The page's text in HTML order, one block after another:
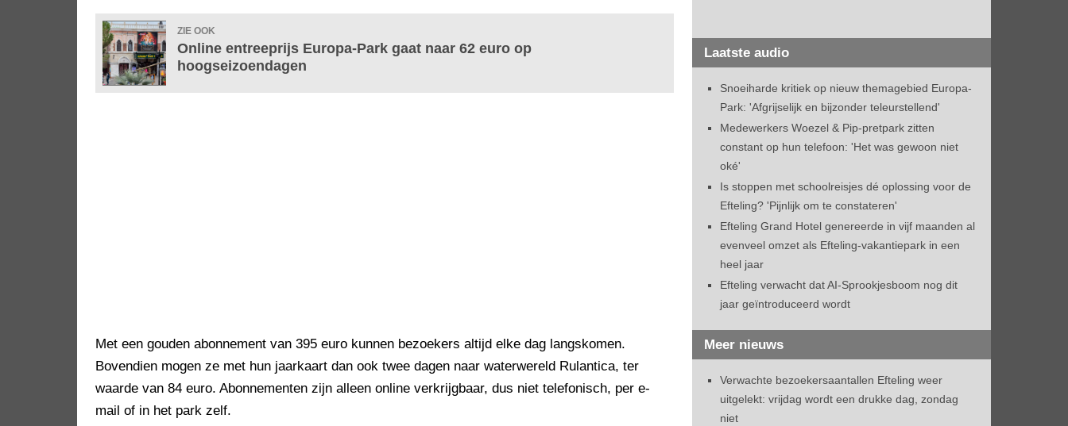
ZIE OOK
Online entreeprijs Europa-Park gaat naar 62 euro op
hoogseizoendagen
Met een gouden abonnement van 395 euro kunnen bezoekers altijd elke dag langskomen.
Bovendien mogen ze met hun jaarkaart dan ook twee dagen naar waterwereld Rulantica, ter
waarde van 84 euro. Abonnementen zijn alleen online verkrijgbaar, dus niet telefonisch, per e-
mail of in het park zelf.
Laatste audio
Snoeiharde kritiek op nieuw themagebied Europa-
Park: 'Afgrijselijk en bijzonder teleurstellend'
Medewerkers Woezel & Pip-pretpark zitten
constant op hun telefoon: 'Het was gewoon niet
oké'
Is stoppen met schoolreisjes dé oplossing voor de
Efteling? 'Pijnlijk om te constateren'
Efteling Grand Hotel genereerde in vijf maanden al
evenveel omzet als Efteling-vakantiepark in een
heel jaar
Efteling verwacht dat AI-Sprookjesboom nog dit
jaar geïntroduceerd wordt
Meer nieuws
Verwachte bezoekersaantallen Efteling weer
uitgelekt: vrijdag wordt een drukke dag, zondag
niet